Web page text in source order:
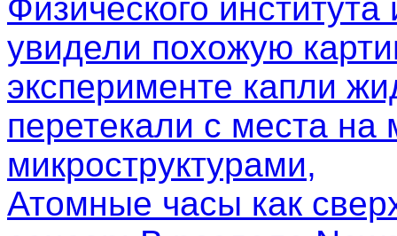
Физического
увидели похожую
эксперименте капли
перетекали с места на
микроструктурами,
Атомные часы как